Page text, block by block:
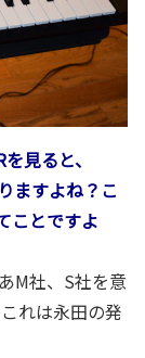
見ると、
ますよね？こ
ことですよ
M社、S社を意
れは永田の発